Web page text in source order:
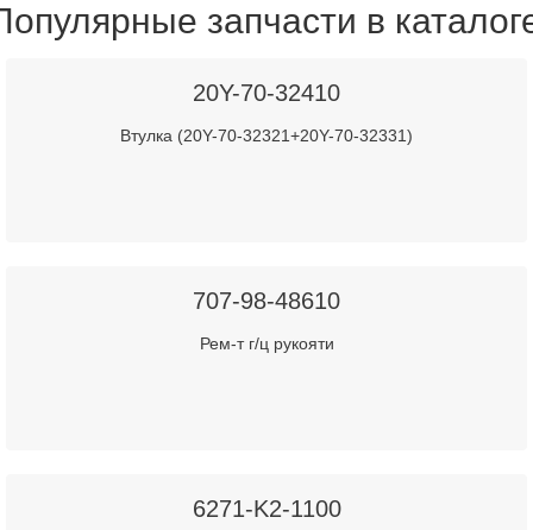
запчасти в
20Y-70-32410
Втулка (20Y-70-32321+20Y-70-32331)
707-98-48610
Рем-т г/ц рукояти
6271-K2-1100